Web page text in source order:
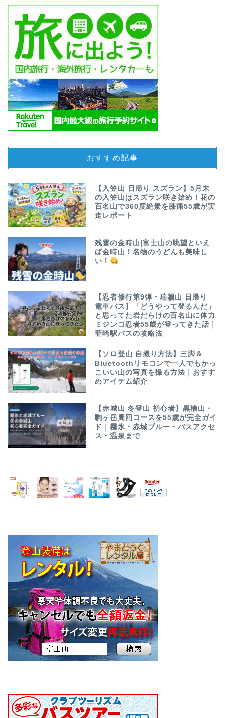
おすすめ記事
【入笠山 日帰り スズラン】5月末
の入笠山はスズラン咲き始め！花の
百名山で360度絶景を膝痛55歳が実
走レポート
残雪の金時山|富士山の眺望といえ
ば金時山！名物のうどんも美味し
い！
【忍者修行第9弾・瑞牆山 日帰り
電車バス】「どうやって登るんだ」
と思ってた岩だらけの百名山に体力
ミジンコ忍者55歳が登ってきた話｜
韮崎駅バスの攻略法
【ソロ登山 自撮り方法】三脚＆
Bluetoothリモコンで一人でもかっ
こいい山の写真を撮る方法｜おすす
めアイテム紹介
【赤城山 冬登山 初心者】黒檜山・
駒ヶ岳周回コースを55歳が完全ガイ
ド｜霧氷・赤城ブルー・バスアクセ
ス・温泉まで